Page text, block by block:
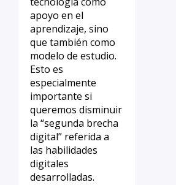
apoyo en el
aprendizaje, sino
que también como
modelo de estudio.
Esto es
especialmente
importante si
queremos disminuir
la “segunda brecha
digital” referida a
las habilidades
digitales
desarrolladas.